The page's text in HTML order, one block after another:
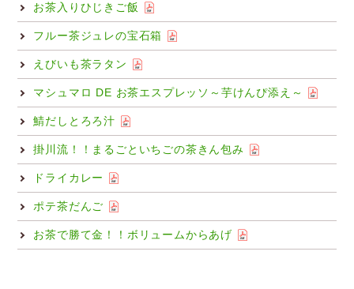
お茶入りひじきご飯
フルー茶ジュレの宝石箱
えびいも茶ラタン
マシュマロ DE お茶エスプレッソ～芋けんぴ添え～
鯖だしとろろ汁
掛川流！！まるごといちごの茶きん包み
ドライカレー
ポテ茶だんご
お茶で勝て金！！ボリュームからあげ